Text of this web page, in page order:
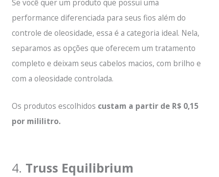
Se você quer um produto que possui uma
performance diferenciada para seus fios além do
controle de oleosidade, essa é a categoria ideal. Nela,
separamos as opções que oferecem um tratamento
completo e deixam seus cabelos macios, com brilho e
com a oleosidade controlada.
Os produtos escolhidos custam a partir de R$ 0,15
por mililitro.
4. Truss Equilibrium